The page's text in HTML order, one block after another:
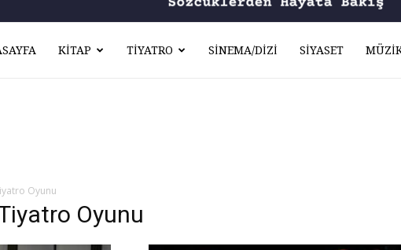
KITAP TIYATRO SINEMA/DIZI SIYASET
Oyunu
Oyunu